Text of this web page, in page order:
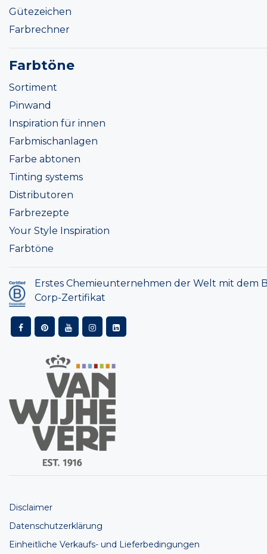
Gütezeichen
Farbrechner
Farbtöne
Sortiment
Pinwand
Inspiration für innen
Farbmischanlagen
Farbe abtonen
Tinting systems
Distributoren
Farbrezepte
Your Style Inspiration
Farbtöne
Erstes Chemieunternehmen der Welt mit dem
Corp-Zertifikat
Disclaimer
Datenschutzerklärung
Einheitliche Verkaufs- und Lieferbedingungen